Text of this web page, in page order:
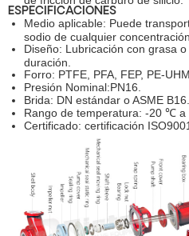
ESPECIFICACIONES
Medio aplicable: Puede
sodio de cualquier
Diseño: Lubricación con grasa
duración.
Forro: PTFE, PFA, FEP, PE-
Presión Nominal:PN16.
Brida: DN estándar o ASME
Rango de temperatura: -20 ℃
Certificado: certificación